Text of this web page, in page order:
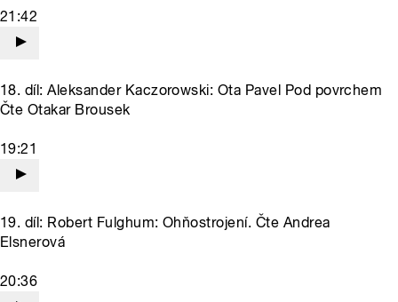
21:42
18. díl: Aleksander Kaczorowski: Ota Pavel Pod povrchem
Čte Otakar Brousek
19:21
19. díl: Robert Fulghum: Ohňostrojení. Čte Andrea
Elsnerová
20:36